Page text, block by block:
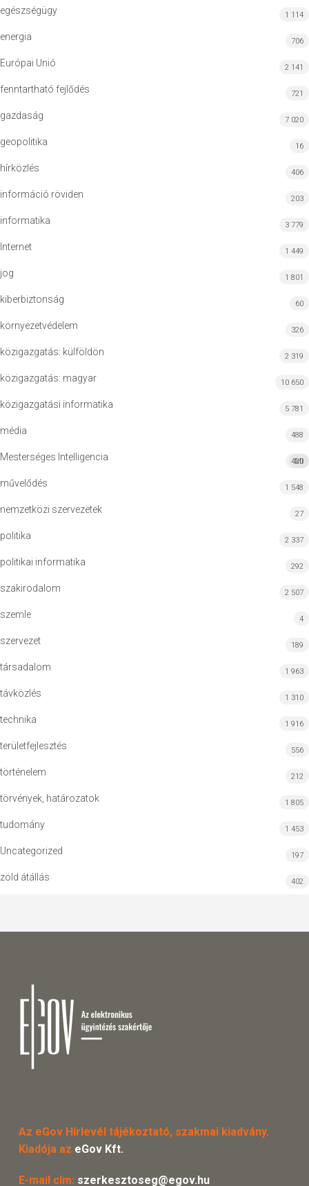
egészségügy 1 114
energia 706
Európai Unió 2 141
fenntartható fejlődés 721
gazdaság 7 020
geopolitika 16
hírközlés 406
információ röviden 203
informatika 3 779
Internet 1 449
jog 1 801
kiberbiztonság 60
környezetvédelem 326
közigazgatás: külföldön 2 319
közigazgatás: magyar 10 650
közigazgatási informatika 5 781
média 488
Mesterséges Intelligencia MI
420
művelődés 1 548
nemzetközi szervezetek 27
politika 2 337
politikai informatika 292
szakirodalom 2 507
szemle 4
szervezet 189
társadalom 1 963
távközlés 1 310
technika 1 916
területfejlesztés 556
történelem 212
törvények, határozatok 1 805
tudomány 1 453
Uncategorized 197
zöld átállás 402
Az eGov Hírlevél tájékoztató, szakmai kiadvány.
Kiadója az eGov Kft.
E-mail cím: szerkesztoseg@egov.hu